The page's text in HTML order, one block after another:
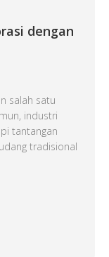
dengan
salah satu
industri
tantangan
tradisional